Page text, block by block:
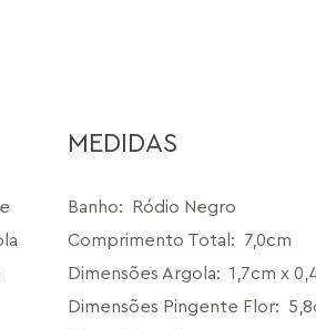
MEDIDAS
Banho:
Ródio Negro
Comprimento Total :
7,0cm
Dimensões Argola: 1,7cm x
Dimensões Pingente Flor: